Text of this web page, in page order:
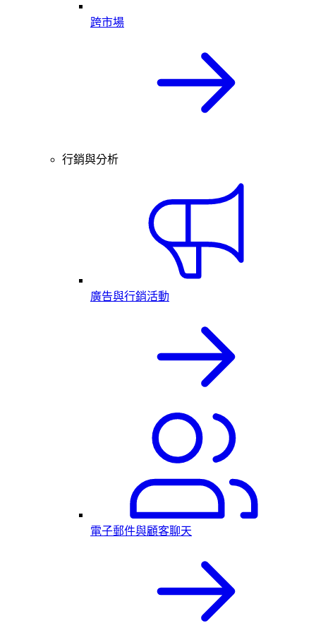
跨市場
行銷與分析
廣告與行銷活動
電子郵件與顧客聊天